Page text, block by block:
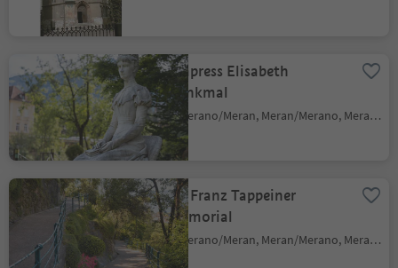
Empress Elisabeth
Denkmal
Merano/Meran, Meran/Merano, Meran/Merano and environs
Dr. Franz Tappeiner
Memorial
Merano/Meran, Meran/Merano, Meran/Merano and environs